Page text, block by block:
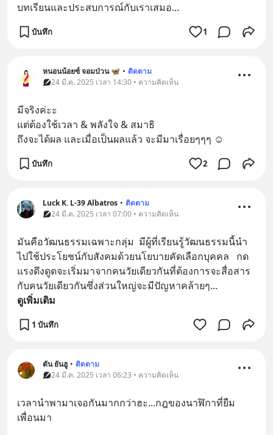
บทเรียนและประสบการณ์กับเราเสมอ...
บันทึก 1
หนอนน้อยซ์ จอมป่วน 🦋 • ติดตาม
24 มี.ค. 2025 เวลา 14:30 • ความคิดเห็น
มีจริงค่ะะ
แต่ต้องใช้เวลา & พลังใจ & สมาธิ
ถึงจะได้ผล และเมื่อเป็นผลแล้ว จะมีมาเรื่อยๆๆๆ ☺️
บันทึก 2
Luck K. L-39 Albatros • ติดตาม
24 มี.ค. 2025 เวลา 07:00 • ความคิดเห็น
มันคือวัฒนธรรมเฉพาะกลุ่ม  มีผู้ที่เรียนรู้วัฒนธรรมนี้นำ
ไปใช้ประโยชน์กับสังคมด้วยนโยบายคัดเลือกบุคคล   กด
แรงดึงดูดจะเริ่มมาจากคนวัยเดียวกันที่ต้องการจะสื่อสาร
กับคนวัยเดียวกันซึ่งส่วนใหญ่จะมีปัญหาคล้ายๆ...
ดูเพิ่มเติม
1 บันทึก
ตัน ยันฮู • ติดตาม
24 มี.ค. 2025 เวลา 06:23 • ความคิดเห็น
เวลานำพามาเจอกันมากกว่าฮะ...กฎของนาฬิกาที่ยืม
เพื่อนมา